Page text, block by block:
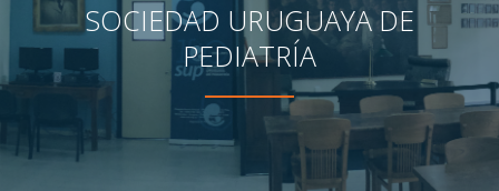
SOCIEDAD URUGUAYA DE
PEDIATRÍA